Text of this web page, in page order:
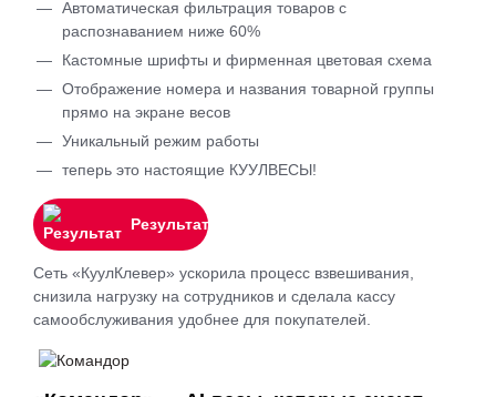
Автоматическая фильтрация товаров с
распознаванием ниже 60%
Кастомные шрифты и фирменная цветовая схема
Отображение номера и названия товарной группы
прямо на экране весов
Уникальный режим работы
теперь это настоящие КУУЛВЕСЫ!
Результат
Сеть «КуулКлевер» ускорила процесс взвешивания,
снизила нагрузку на сотрудников и сделала кассу
самообслуживания удобнее для покупателей.